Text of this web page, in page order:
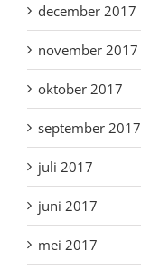
december 2017
november 2017
oktober 2017
september 2017
juli 2017
juni 2017
mei 2017